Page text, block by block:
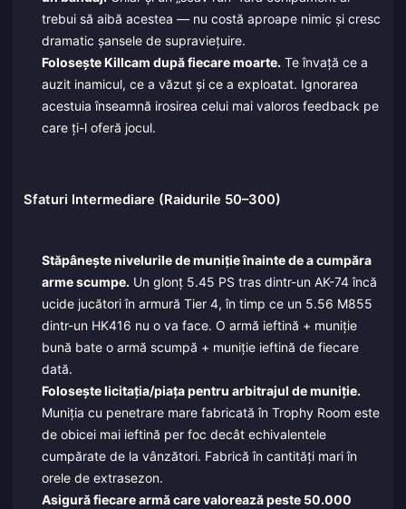
trebui să aibă acestea — nu costă aproape nimic și cresc
dramatic șansele de supraviețuire.
Folosește Killcam după fiecare moarte. Te învață ce a
auzit inamicul, ce a văzut și ce a exploatat. Ignorarea
acestuia înseamnă irosirea celui mai valoros feedback pe
care ți-l oferă jocul.
Sfaturi Intermediare (Raidurile 50–300)
Stăpânește nivelurile de muniție înainte de a cumpăra
arme scumpe. Un glonț 5.45 PS tras dintr-un AK-74 încă
ucide jucători în armură Tier 4, în timp ce un 5.56 M855
dintr-un HK416 nu o va face. O armă ieftină + muniție
bună bate o armă scumpă + muniție ieftină de fiecare
dată.
Folosește licitația/piața pentru arbitrajul de muniție.
Muniția cu penetrare mare fabricată în Trophy Room este
de obicei mai ieftină per foc decât echivalentele
cumpărate de la vânzători. Fabrică în cantități mari în
orele de extrasezon.
Asigură fiecare armă care valorează peste 50.000